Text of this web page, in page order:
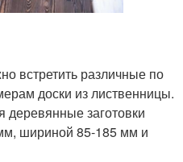
встретить различные по
доски из лиственницы.
деревянные заготовки
шириной 85-185 мм и